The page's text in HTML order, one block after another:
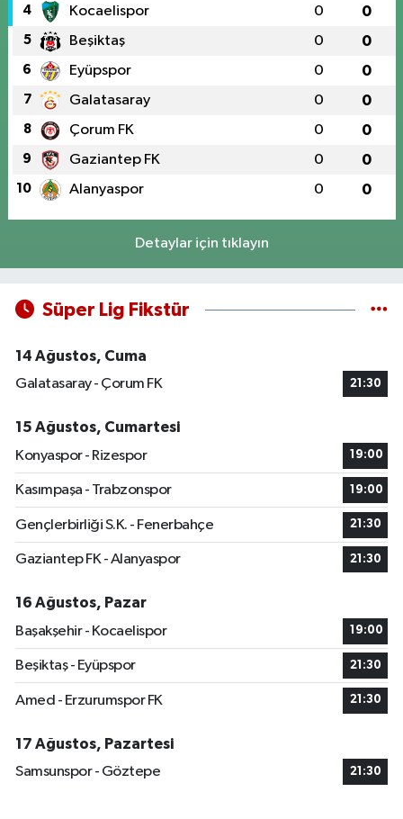
4 Kocaelispor 0 0
5 Beşiktaş 0 0
6 Eyüpspor 0 0
7 Galatasaray 0 0
8 Çorum FK 0 0
9 Gaziantep FK 0 0
10 Alanyaspor 0 0
Detaylar için tıklayın
Süper Lig Fikstür
14 Ağustos, Cuma
Galatasaray - Çorum FK
21:30
15 Ağustos, Cumartesi
Konyaspor - Rizespor
19:00
Kasımpaşa - Trabzonspor 19:00
Gençlerbirliği S.K. - Fenerbahçe 21:30
Gaziantep FK - Alanyaspor 21:30
16 Ağustos, Pazar
Başakşehir - Kocaelispor
19:00
Beşiktaş - Eyüpspor 21:30
Amed - Erzurumspor FK 21:30
17 Ağustos, Pazartesi
Samsunspor - Göztepe
21:30